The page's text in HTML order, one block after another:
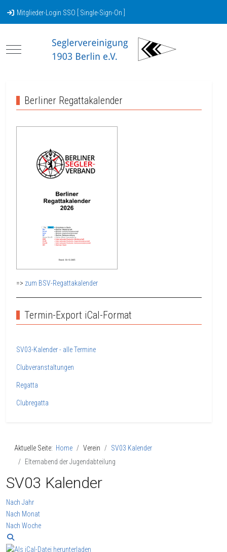
Mitglieder-Login SSO [ Single-Sign-On ]
Mobile Menu Toggle
Berliner Regattakalender
=> zum BSV-Regattakalender
Termin-Export iCal-Format
SV03-Kalender - alle Termine
Clubveranstaltungen
Regatta
Clubregatta
Aktuelle Seite: Home Verein
SV03 Kalender
Elternabend der Jugendabteilung
SV03 Kalender
Nach Jahr
Nach Monat
Nach Woche